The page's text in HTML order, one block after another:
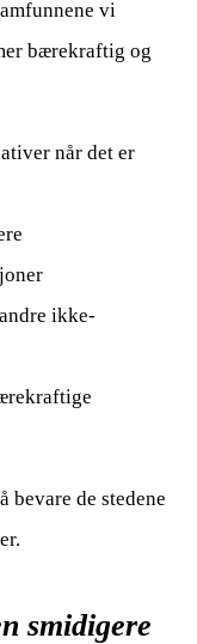
vi
bærekraftig og
når det er
ikke-
bevare de stedene
smidigere